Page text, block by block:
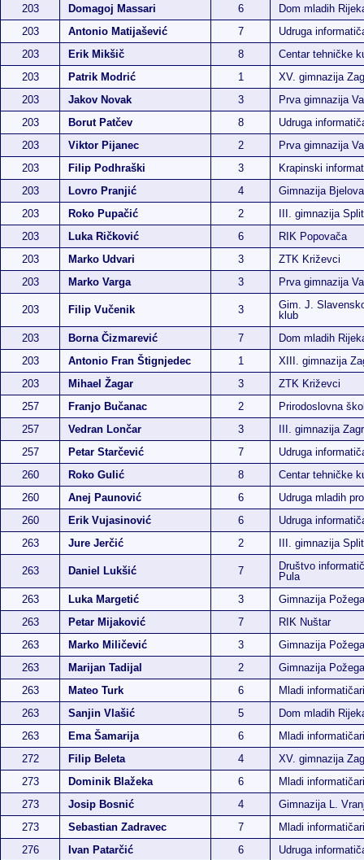
203 Domagoj Massari 6
Dom mladih
203
Antonio Matijašević 7
Udruga
203
Erik Mikšič 8
Centar tehničke
203
Patrik Modrić 1
XV. gimnazija
203
Jakov Novak 3
Prva gimnazija
203
Borut Patčev 8
Udruga
203
Viktor Pijanec 2
Prva gimnazija
203
Filip Podhraški 3
Krapinski
203
Lovro Pranjić 4
Gimnazija
203
Roko Pupačić 2
III. gimnazija Split
203
Luka Ričković 6
RIK Popovača
203
Marko Udvari 3
ZTK Križevci
203
Marko Varga 3 Prva gimnazija
203 Filip Vučenik 3
Gim. J.
klub
203
Borna Čizmarević 7
Dom mladih
203
Antonio Fran Štignjedec 1
XIII. gimnazija
203
Mihael Žagar 3
ZTK Križevci
257
Franjo Bučanac 2
Prirodoslovna
257
Vedran Lončar 3
III. gimnazija
257
Petar Starčević 7
Udruga
260
Roko Gulić 8
Centar tehničke
260
Anej Paunović 6
Udruga mladih
260
Erik Vujasinović 6
Udruga
263
Jure Jerčić 2 III. gimnazija Split
263 Daniel Lukšić 7
Društvo
Pula
263
Luka Margetić 3
Gimnazija Požega
263
Petar Mijaković 7
RIK Nuštar
263
Marko Miličević 3
Gimnazija Požega
263
Marijan Tadijal 2
Gimnazija Požega
263
Mateo Turk 6
Mladi
263
Sanjin Vlašić 5
Dom mladih
263
Ema Šamarija 6
Mladi
272
Filip Beleta 4
XV. gimnazija
273
Dominik Blažeka 6
Mladi
273
Josip Bosnić 4
Gimnazija L.
273
Sebastian Zadravec 7
Mladi
276
Ivan Patarčić 6
Udruga